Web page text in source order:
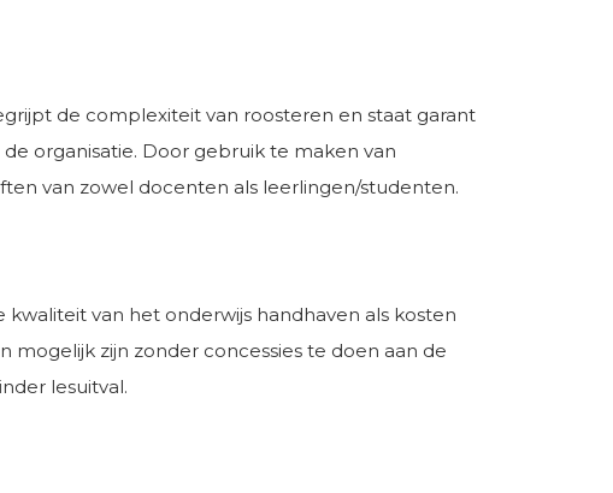
de complexiteit van roosteren en staat garant
organisatie. Door gebruik te maken van
van zowel docenten als leerlingen/studenten.
van het onderwijs handhaven als kosten
zijn zonder concessies te doen aan de
lesuitval.